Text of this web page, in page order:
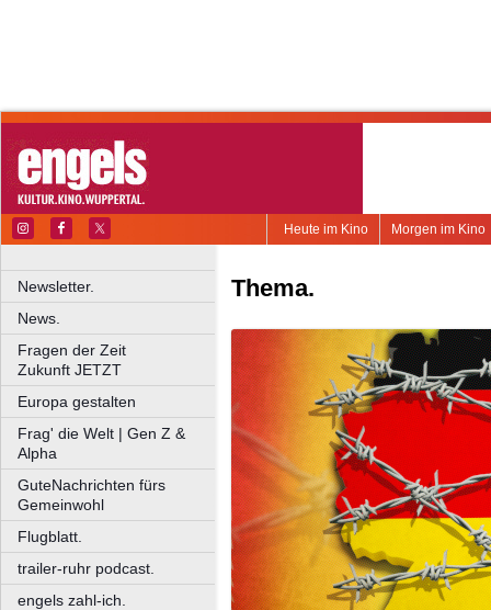
Morgen im Kino
Heute im Kino
Newsletter.
News.
Fragen der Zeit
Zukunft JETZT
Europa gestalten
Frag' die Welt | Gen Z &
Alpha
GuteNachrichten fürs
Gemeinwohl
Flugblatt.
trailer-ruhr podcast.
engels zahl-ich.
Thema.